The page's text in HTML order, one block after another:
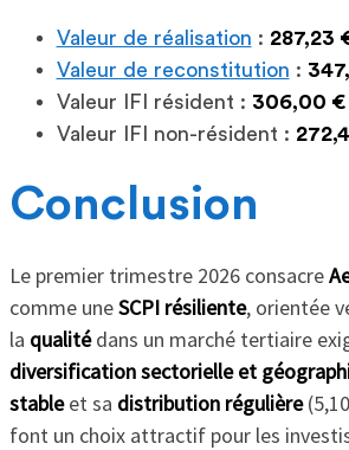
Valeur de réalisation : 287,23
Valeur de reconstitution :
Valeur IFI résident : 306,00 €
Valeur IFI non-résident :
Conclusion
Le premier trimestre 2026 consacre
comme uneSCPI résiliente, orientée
la qualitédans un marché tertiaire
diversification sectorielle et
stableet sa distribution régulière
font un choix attractif pour les